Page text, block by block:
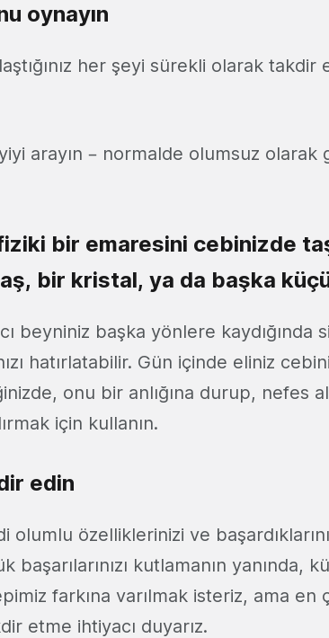
oynayın
her şeyi sürekli olarak
arayın – normalde olumsuz olarak
bir emaresini cebinizde
bir kristal, ya da başka
beyniniz başka yönlere
hatırlatabilir. Gün içinde eliniz
onu bir anlığına durup, nefes
için kullanın.
edin
olumlu özelliklerinizi ve
başarılarınızı kutlamanın yanında,
farkına varılmak isteriz, ama
etme ihtiyacı duyarız.